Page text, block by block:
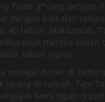
Tante g*rang dengan
dengan baik dan
40 tahun. Maklumlah,
anak mereka
tahun ajaran.
sebagai dosen di
jarang di rumah. Tapi
kami ngobrol